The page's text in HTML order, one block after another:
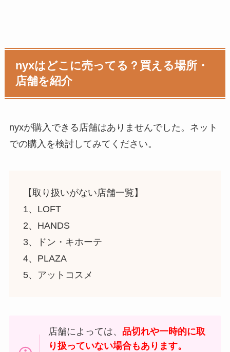
nyxはどこに売ってる？買える場所・
店舗を紹介
nyxが購入できる店舗はありませんでした。ネット
での購入を検討してみてください。
【取り扱いがない店舗一覧】
1、LOFT
2、HANDS
3、ドン・キホーテ
4、PLAZA
5、アットコスメ
店舗によっては、 品切れや一時的に取
り扱っていない場合もあります。